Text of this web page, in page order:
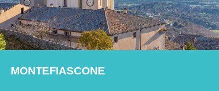
MONTEFIASCONE